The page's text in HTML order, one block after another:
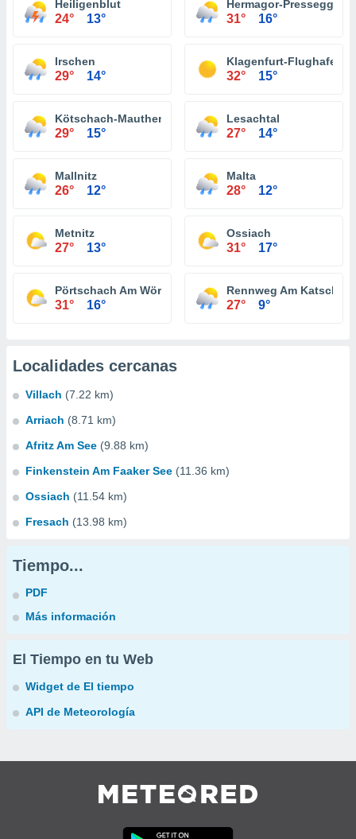
Heiligenblut
24° 13°
Hermagor-Pressegger
31° 16°
Irschen
29° 14°
Klagenfurt-Flughafen
32° 15°
Kötschach-Mauthen
29° 15°
Lesachtal
27° 14°
Mallnitz
26° 12°
Malta
28° 12°
Metnitz
27° 13°
Ossiach
31° 17°
Pörtschach Am Wörther See
31° 16°
Rennweg Am
27° 9°
Localidades cercanas
Villach (7.22 km)
Arriach (8.71 km)
Afritz Am See (9.88 km)
Finkenstein Am Faaker See (11.36 km)
Ossiach (11.54 km)
Fresach (13.98 km)
Tiempo...
PDF
Más información
El Tiempo en tu Web
Widget de El tiempo
API de Meteorología